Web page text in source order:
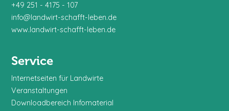
+49 251 - 4175 - 107
info@landwirt-schafft-leben.de
www.landwirt-schafft-leben.de
Service
Internetseiten für Landwirte
Veranstaltungen
Downloadbereich Infomaterial